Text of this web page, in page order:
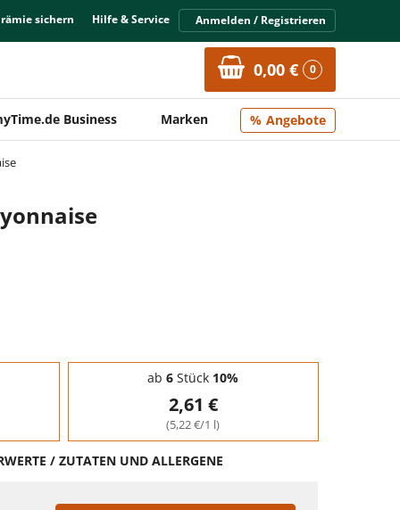
sichern Hilfe & Service Anmelden / Registrieren
0,00 € 0
Business Marken Angebote
ab 6 Stück 10%
2,61 €
(5,22 €/1 l)
/ ZUTATEN UND ALLERGENE